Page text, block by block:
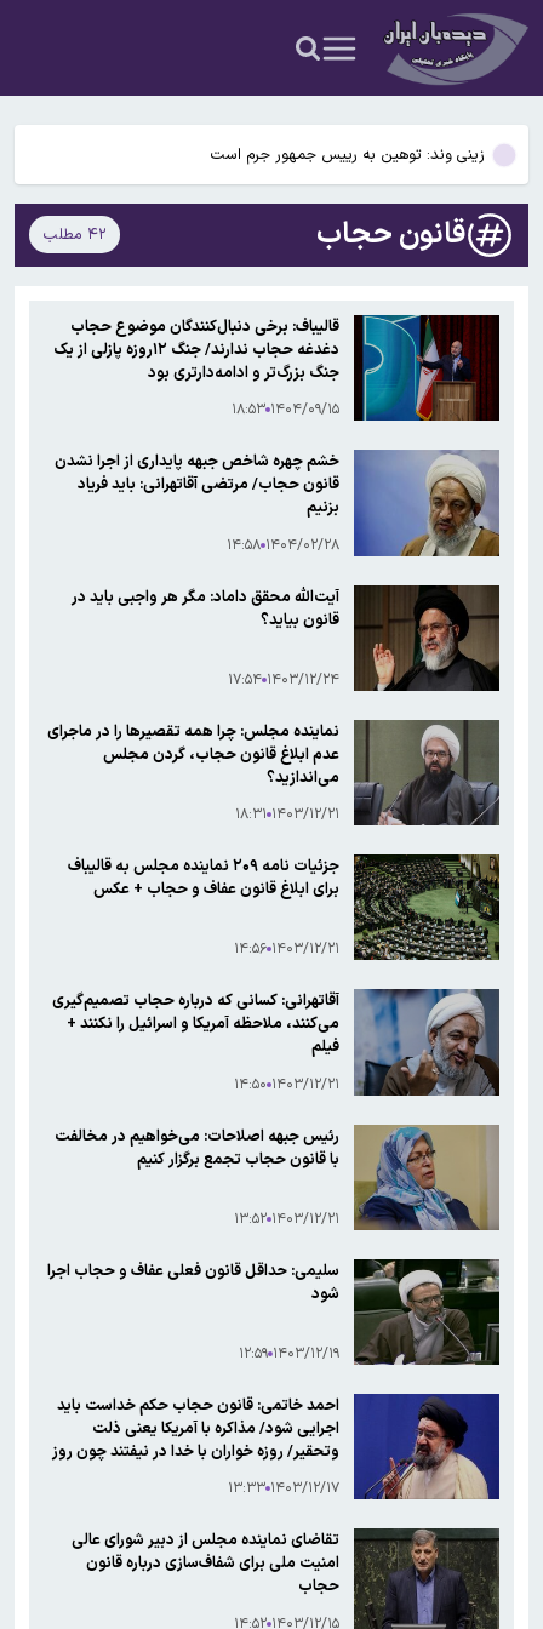
ضرب‌الاجل رئیس کل دادگستری استان تهران برای نظارت بر قیمت‌ها و
مقابله با اخلال در بازار
۶۰ درصد هزینه‌های زندگی بازنشستگان صرف درمان می‌شود
زینی وند: توهین به رییس جمهور جرم است
فرد اصلی دخیل در حادثه درگذشت مداح رجب‌زاده دستگیر شد
مصرف انواع دخانیات عامل ۴۰ درصد سرطان‌هاست
ضرب‌الاجل رئیس کل دادگستری استان تهران برای نظارت بر قیمت‌ها و
مقابله با اخلال در بازار
۶۰ درصد هزینه‌های زندگی بازنشستگان صرف درمان می‌شود
قانون حجاب ۴۲ مطلب
قالیباف: برخی دنبال‌کنندگان موضوع حجاب
دغدغه حجاب ندارند/ جنگ ۱۲روزه پازلی از یک
جنگ بزرگ‌تر و ادامه‌دارتری بود
۱۴۰۴/۰۹/۱۵ ۱۸:۵۳
خشم چهره شاخص جبهه پایداری از اجرا نشدن
قانون حجاب/ مرتضی آقاتهرانی: باید فریاد
بزنیم
۱۴۰۴/۰۲/۲۸ ۱۴:۵۸
آیت‌الله محقق داماد: مگر هر واجبی باید در
قانون بیاید؟
۱۴۰۳/۱۲/۲۴ ۱۷:۵۴
نماینده مجلس: چرا همه تقصیر‌ها را در ماجرای
عدم ابلاغ قانون حجاب، گردن مجلس
می‌اندازید؟
۱۴۰۳/۱۲/۲۱ ۱۸:۳۱
جزئیات نامه ۲۰۹ نماینده مجلس به قالیباف
برای ابلاغ قانون عفاف و حجاب + عکس
۱۴۰۳/۱۲/۲۱ ۱۴:۵۶
آقاتهرانی: کسانی که درباره حجاب تصمیم‌گیری
می‌کنند، ملاحظه آمریکا و اسرائیل را نکنند +
فیلم
۱۴۰۳/۱۲/۲۱ ۱۴:۵۰
رئیس جبهه اصلاحات: می‌خواهیم در مخالفت
با قانون حجاب تجمع برگزار کنیم
۱۴۰۳/۱۲/۲۱ ۱۳:۵۲
سلیمی: حداقل قانون فعلی عفاف و حجاب اجرا
شود
۱۴۰۳/۱۲/۱۹ ۱۲:۵۹
احمد خاتمی: قانون حجاب حکم خداست باید
اجرایی شود/ مذاکره با آمریکا یعنی ذلت
وتحقیر/ روزه ‌خواران با خدا در نیفتند چون روز
۱۴۰۳/۱۲/۱۷ ۱۳:۳۳
تقاضای نماینده مجلس از دبیر شورای عالی
امنیت ملی برای شفاف‌سازی درباره قانون
حجاب
۱۴۰۳/۱۲/۱۵ ۱۴:۵۲